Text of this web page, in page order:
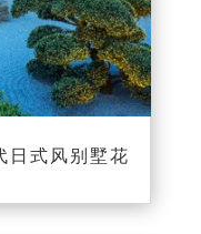
日式风别墅花